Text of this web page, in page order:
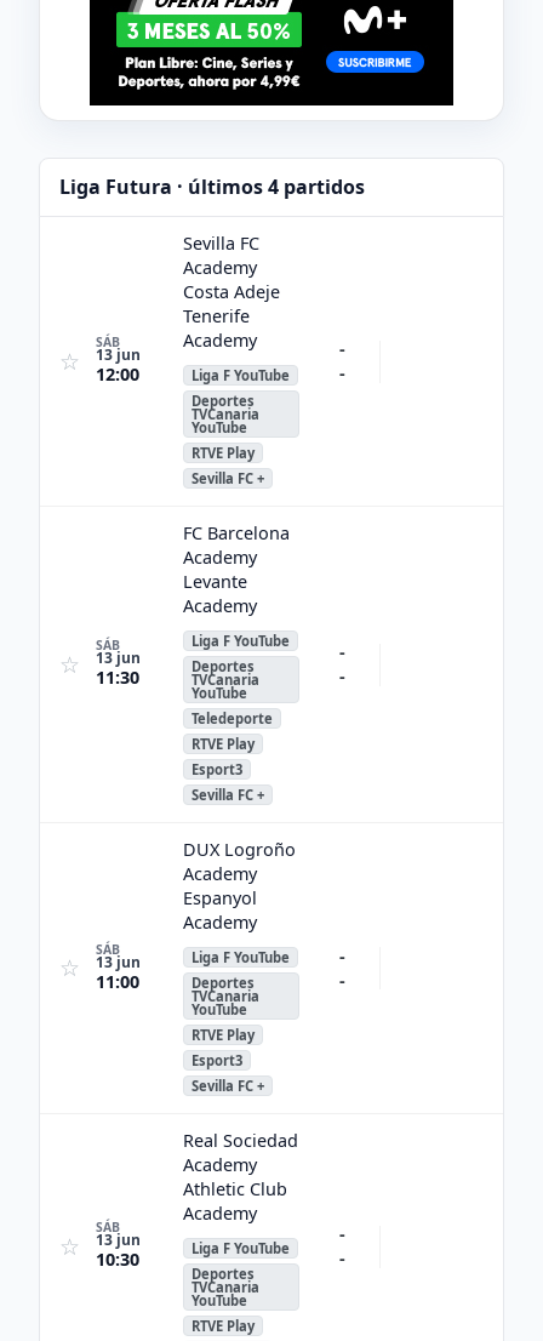
Liga Futura · últimos 4 partidos
☆
SÁB
13 jun
12:00
Sevilla FC
Academy
Costa Adeje
Tenerife
Academy
Liga F YouTube
Deportes
TVCanaria
YouTube
RTVE Play
Sevilla FC +
-
-
☆
SÁB
13 jun
11:30
FC Barcelona
Academy
Levante
Academy
Liga F YouTube
Deportes
TVCanaria
YouTube
Teledeporte
RTVE Play
Esport3
Sevilla FC +
-
-
☆
SÁB
13 jun
11:00
DUX Logroño
Academy
Espanyol
Academy
Liga F YouTube
Deportes
TVCanaria
YouTube
RTVE Play
Esport3
Sevilla FC +
-
-
☆
SÁB
13 jun
10:30
Real Sociedad
Academy
Athletic Club
Academy
Liga F YouTube
Deportes
TVCanaria
YouTube
RTVE Play
-
-